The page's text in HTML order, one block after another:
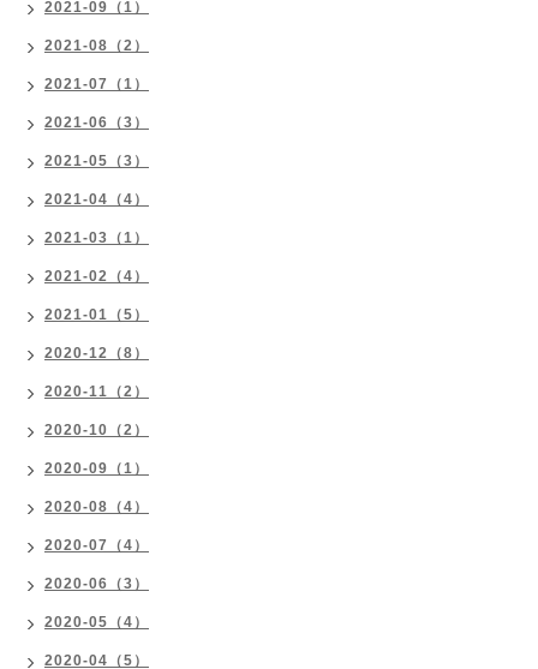
2021-09（1）
2021-08（2）
2021-07（1）
2021-06（3）
2021-05（3）
2021-04（4）
2021-03（1）
2021-02（4）
2021-01（5）
2020-12（8）
2020-11（2）
2020-10（2）
2020-09（1）
2020-08（4）
2020-07（4）
2020-06（3）
2020-05（4）
2020-04（5）